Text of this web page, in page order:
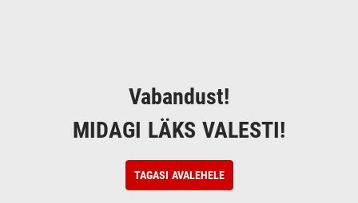
Vabandust!
MIDAGI LÄKS VALESTI!
TAGASI AVALEHELE